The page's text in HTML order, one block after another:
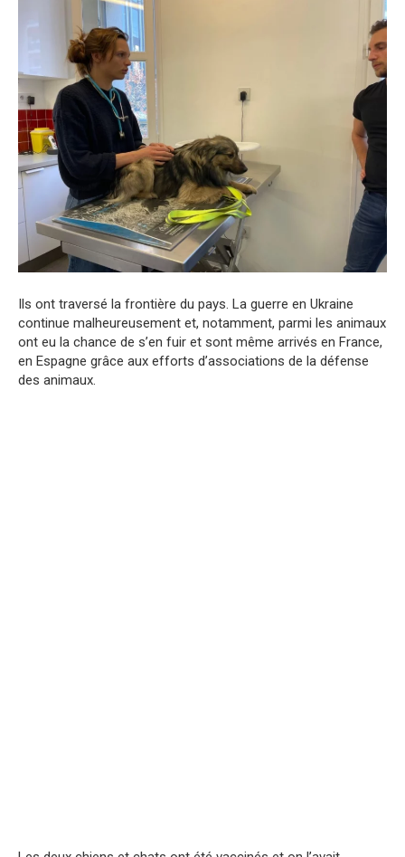
Ils ont traversé la frontière du pays. La guerre en Ukraine
continue malheureusement et, notamment, parmi les animaux
ont eu la chance de s’en fuir et sont même arrivés en France,
en Espagne grâce aux efforts d’associations de la défense
des animaux.